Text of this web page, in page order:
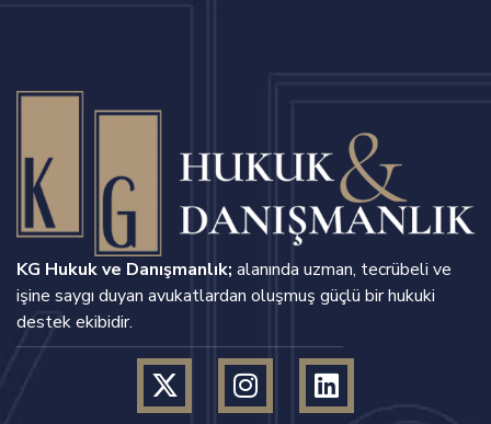
KG Hukuk ve Danışmanlık; alanında uzman, tecrübeli ve
işine saygı duyan avukatlardan oluşmuş güçlü bir hukuki
destek ekibidir.